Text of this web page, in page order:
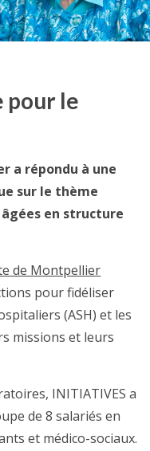
pour le
a répondu à une
sur le thème
en structure
de Montpellier
pour fidéliser
(ASH) et les
missions et leurs
INITIATIVES a
de 8 salariés en
et médico-sociaux.